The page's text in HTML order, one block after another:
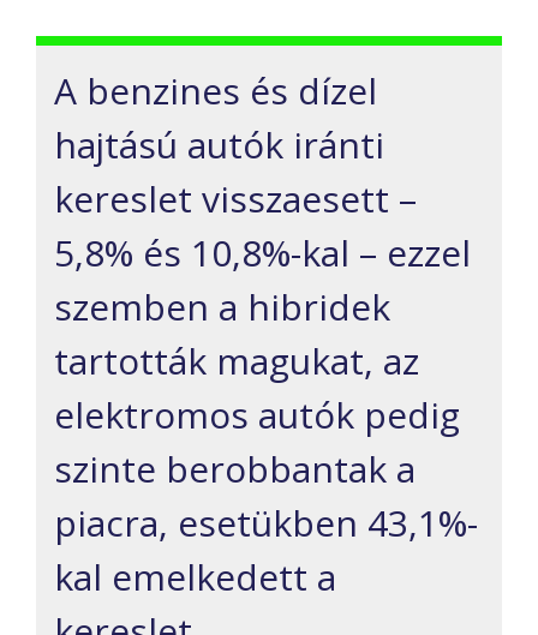
A benzines és dízel
hajtású autók iránti
kereslet visszaesett –
5,8% és 10,8%-kal – ezzel
szemben a hibridek
tartották magukat, az
elektromos autók pedig
szinte berobbantak a
piacra, esetükben 43,1%-
kal emelkedett a